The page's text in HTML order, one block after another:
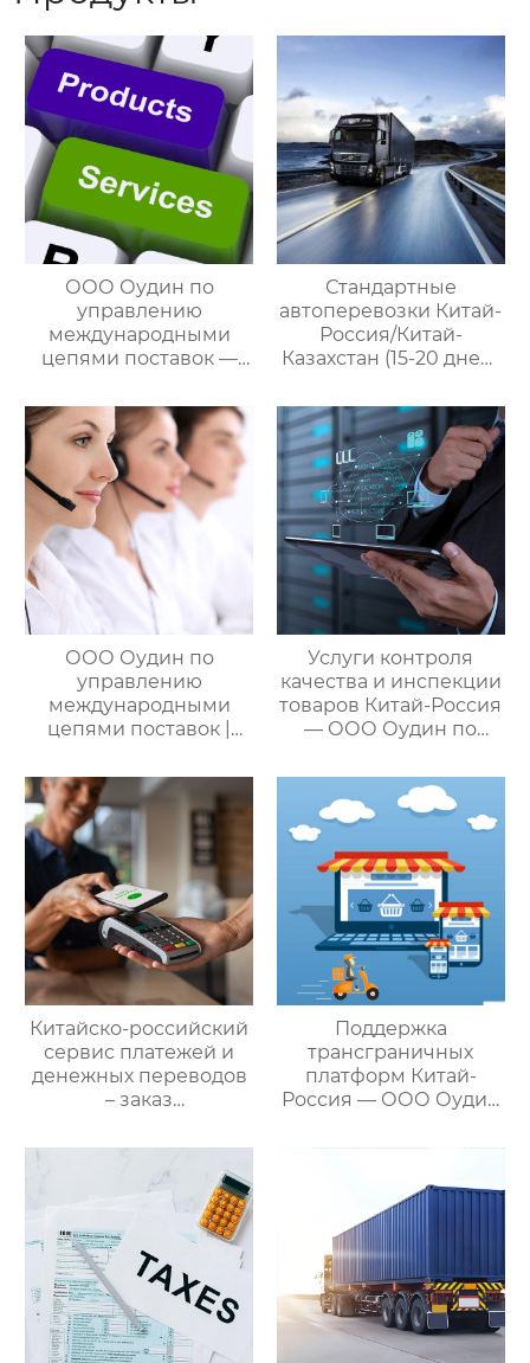
ООО Оудин по
управлению
международными
цепями поставок —
мире китайско-
российских закупок
Стандартные
автоперевозки Китай-
Россия/Китай-
Казахстан (15-20 дней)
управлению
международными
цепями поставок
ООО Оудин по
управлению
международными
цепями поставок |
услуги для полного
цикла
посреднических
закупок Китай-Россия
Услуги контроля
качества и инспекции
товаров Китай-Россия
— ООО Оудин по
международными
цепями поставок
Китайско-российский
сервис платежей и
денежных переводов
– заказ
поставок
Поддержка
трансграничных
платформ Китай-
Россия — ООО Оудин
международными